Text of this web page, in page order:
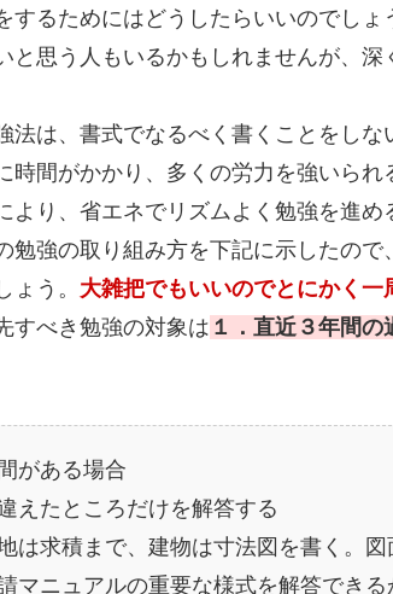
するためにはどうしたらいいのでし
と思う人もいるかもしれませんが、深
法は、書式でなるべく書くことをし
時間がかかり、多くの労力を強いら
より、省エネでリズムよく勉強を進
勉強の取り組み方を下記に示したの
ょう。 大雑把でもいいのでとにかく一
すべき勉強の対象は １．直近３年間
がある場合
たところだけを解答する
求積まで、建物は寸法図を書く。図
マニュアルの重要な様式を解答できる